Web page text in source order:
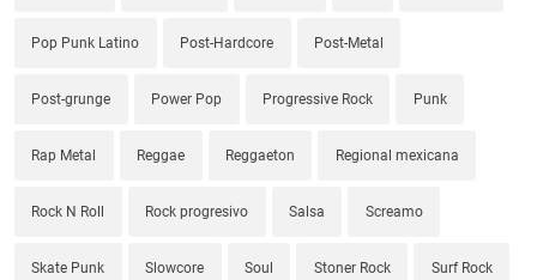
Pop Punk Latino Post-Hardcore Post-Metal
Post-grunge Power Pop Progressive Rock Punk
Rap Metal Reggae Reggaeton Regional mexicana
Rock N Roll Rock progresivo Salsa Screamo
Skate Punk Slowcore Soul Stoner Rock Surf Rock